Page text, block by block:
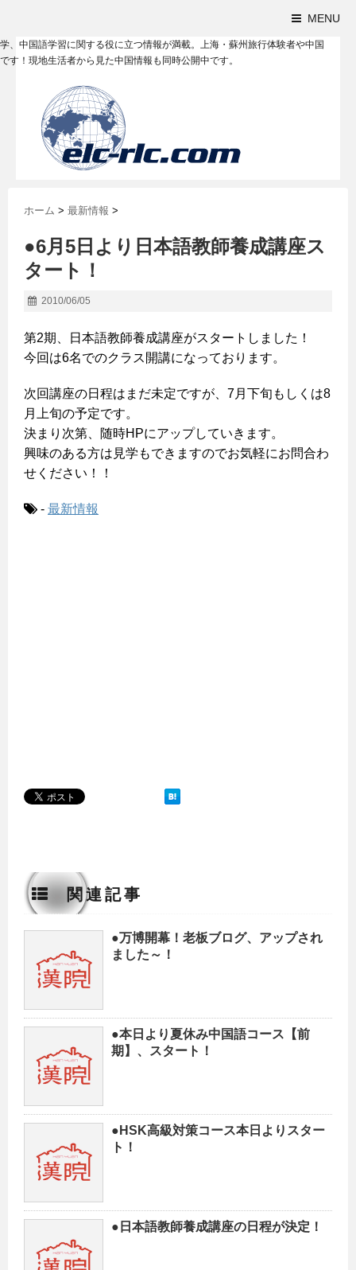
MENU
、中国語学習に関する役に立つ情報が満載。上海・蘇州旅行体験者や中国
す！現地生活者から見た中国情報も同時公開中です。
ホーム > 最新情報 >
●6月5日より日本語教師養成講座ス
タート！
2010/06/05
第2期、日本語教師養成講座がスタートしました！
今回は6名でのクラス開講になっております。
次回講座の日程はまだ未定ですが、7月下旬もしくは8
月上旬の予定です。
決まり次第、随時HPにアップしていきます。
興味のある方は見学もできますのでお気軽にお問合わ
せください！！
- 最新情報
関連記事
●万博開幕！老板ブログ、アップされ
ました～！
●本日より夏休み中国語コース【前
期】、スタート！
●HSK高級対策コース本日よりスター
ト！
●日本語教師養成講座の日程が決定！